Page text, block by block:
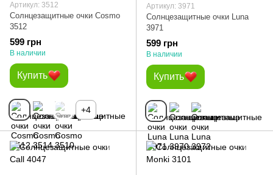
Артикул: 3512
Солнцезащитные очки Cosmo
3512
599 грн
В наличии
Купить
+4
Артикул: 3971
Солнцезащитные очки Luna
3971
599 грн
В наличии
Купить